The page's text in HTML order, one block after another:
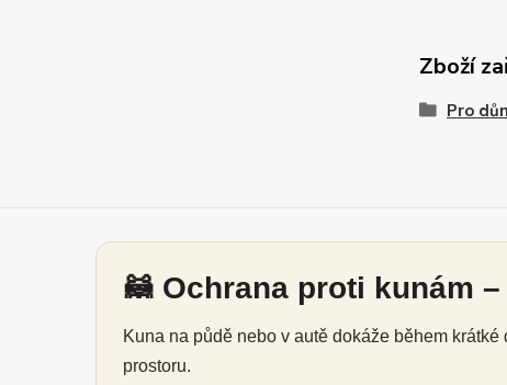
Zboží
Pro
🦝 Ochrana proti kunám
Kuna na půdě nebo v autě dokáže během
prostoru.